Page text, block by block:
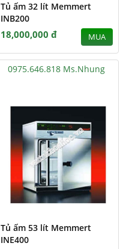
Tủ ấm 32 lít Memmert
INB200
18,000,000 đ MUA
0975.646.818 Ms.Nhung
Tủ ấm 53 lít Memmert
INE400